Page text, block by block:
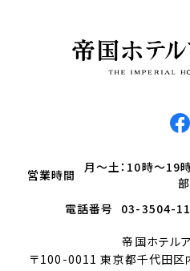
営業時間
月～土：10時～19
電話番号
03-3504-
帝国ホテル
〒100-0011 東京都千代田